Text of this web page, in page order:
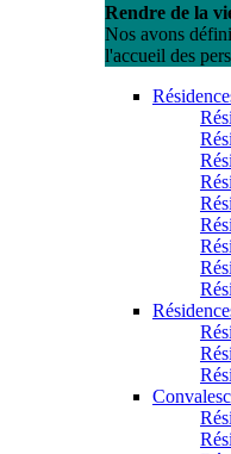
Rendre de la
Nos avons
l'accueil des